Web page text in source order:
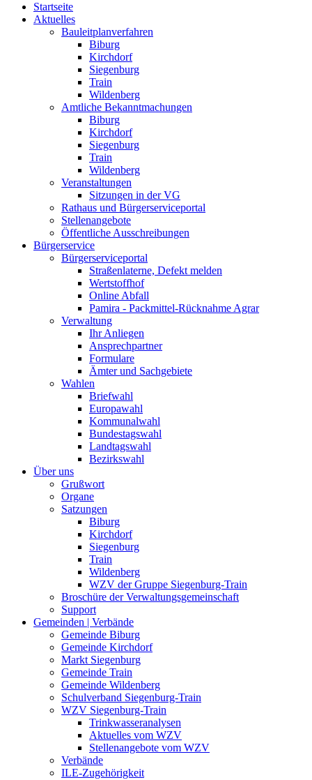
Startseite
Aktuelles
Bauleitplanverfahren
Biburg
Kirchdorf
Siegenburg
Train
Wildenberg
Amtliche Bekanntmachungen
Biburg
Kirchdorf
Siegenburg
Train
Wildenberg
Veranstaltungen
Sitzungen in der VG
Rathaus und Bürgerserviceportal
Stellenangebote
Öffentliche Ausschreibungen
Bürgerservice
Bürgerserviceportal
Straßenlaterne, Defekt melden
Wertstoffhof
Online Abfall
Pamira - Packmittel-Rücknahme Agrar
Verwaltung
Ihr Anliegen
Ansprechpartner
Formulare
Ämter und Sachgebiete
Wahlen
Briefwahl
Europawahl
Kommunalwahl
Bundestagswahl
Landtagswahl
Bezirkswahl
Über uns
Grußwort
Organe
Satzungen
Biburg
Kirchdorf
Siegenburg
Train
Wildenberg
WZV der Gruppe Siegenburg-Train
Broschüre der Verwaltungsgemeinschaft
Support
Gemeinden | Verbände
Gemeinde Biburg
Gemeinde Kirchdorf
Markt Siegenburg
Gemeinde Train
Gemeinde Wildenberg
Schulverband Siegenburg-Train
WZV Siegenburg-Train
Trinkwasseranalysen
Aktuelles vom WZV
Stellenangebote vom WZV
Verbände
ILE-Zugehörigkeit